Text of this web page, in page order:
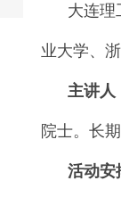
大连理工
业大学、
主讲人
院士。长
活动安